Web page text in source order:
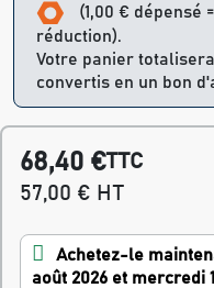
(1,00 € dépensé
réduction).
Votre panier
convertis en un bon
68,40 €TTC
57,00 € HT
Achetez-le
août 2026 et mercredi